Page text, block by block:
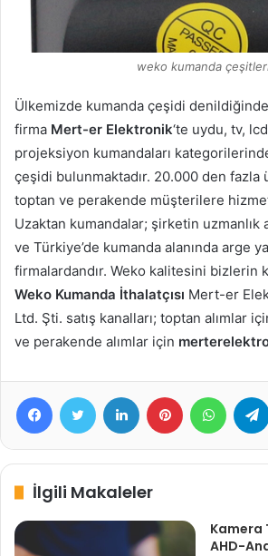
weko kumanda
Ülkemizde kumanda çeşidi
firma Mert-er Elektronik‘te uydu, tv,
projeksiyon kumandaları
çeşidi bulunmaktadır. 20.000 den fazla
toptan ve perakende müşterilere
Uzaktan kumandalar; şirketin uzmanlık
ve Türkiye’de kumanda alanında arge
firmalardandır. Weko kalitesini bizlerin
Weko Kumanda İthalatçısı Mert-er
Ltd. Şti. satış kanalları; toptan alımlar
ve perakende alımlar için
FacebookTwitter LinkedIn Pinterest
İlgili Makaleler
Kamera
AHD-